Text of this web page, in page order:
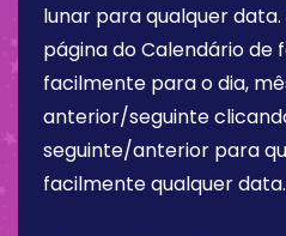
lunar para qualquer
página do Calendário de
facilmente para o dia,
anterior/seguinte
seguinte/anterior para
facilmente qualquer data.